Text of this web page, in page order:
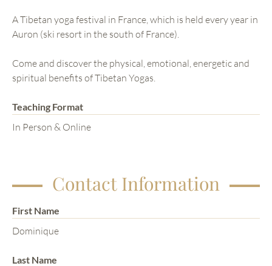
A Tibetan yoga festival in France, which is held every year in
Auron (ski resort in the south of France).
Come and discover the physical, emotional, energetic and
spiritual benefits of Tibetan Yogas.
Teaching Format
In Person & Online
Contact Information
First Name
Dominique
Last Name